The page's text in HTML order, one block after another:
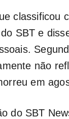
classificou
SBT e
não
em
do SBT